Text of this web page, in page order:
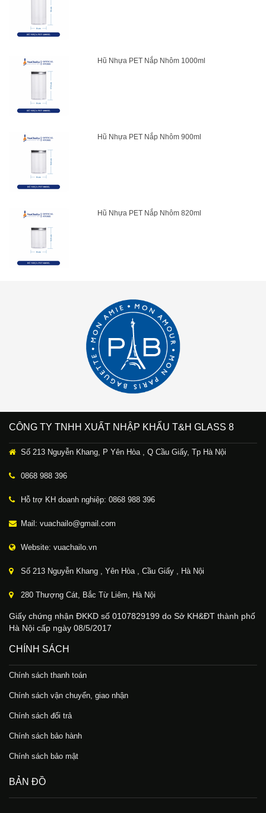
Hũ Nhựa PET Nắp Nhôm 1000ml
Hũ Nhựa PET Nắp Nhôm 900ml
Hũ Nhựa PET Nắp Nhôm 820ml
CÔNG TY TNHH XUẤT NHẬP KHẨU T&H GLASS 8
Số 213 Nguyễn Khang, P Yên Hòa , Q Cầu Giấy, Tp Hà Nội
0868 988 396
Hỗ trợ KH doanh nghiệp: 0868 988 396
Mail: vuachailo@gmail.com
Website: vuachailo.vn
Số 213 Nguyễn Khang , Yên Hòa , Cầu Giấy , Hà Nội
280 Thượng Cát, Bắc Từ Liêm, Hà Nội
Giấy chứng nhận ĐKKD số 0107829199 do Sở KH&ĐT thành phố
Hà Nội cấp ngày 08/5/2017
CHÍNH SÁCH
Chính sách thanh toán
Chính sách vận chuyển, giao nhận
Chính sách đổi trả
Chính sách bảo hành
Chính sách bảo mật
BẢN ĐỒ